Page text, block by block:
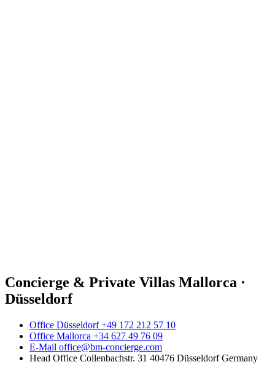
Concierge & Private Villas Mallorca ·
Düsseldorf
Office Düsseldorf +49 172 212 57 10
Office Mallorca +34 627 49 76 09
E-Mail office@bm-concierge.com
Head Office Collenbachstr. 31 40476 Düsseldorf Germany